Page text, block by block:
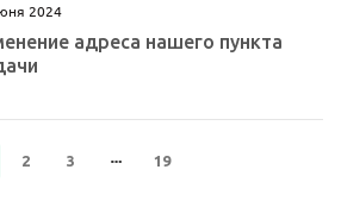
2024
адреса нашего пункта
2 3 19